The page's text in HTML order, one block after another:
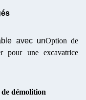
avec unOption de
pour une excavatrice
démolition